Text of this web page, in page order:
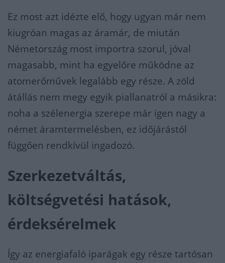
Ez most azt idézte elő, hogy ugyan már nem
kiugróan magas az áramár, de miután
Németország most importra szorul, jóval
magasabb, mint ha egyelőre működne az
atomerőművek legalább egy része. A zöld
átállás nem megy egyik piallanatról a másikra:
noha a szélenergia szerepe már igen nagy a
német áramtermelésben, ez időjárástól
függően rendkívül ingadozó.
Szerkezetváltás,
költségvetési hatások,
érdeksérelmek
Így az energiafaló iparágak egy része tartósan